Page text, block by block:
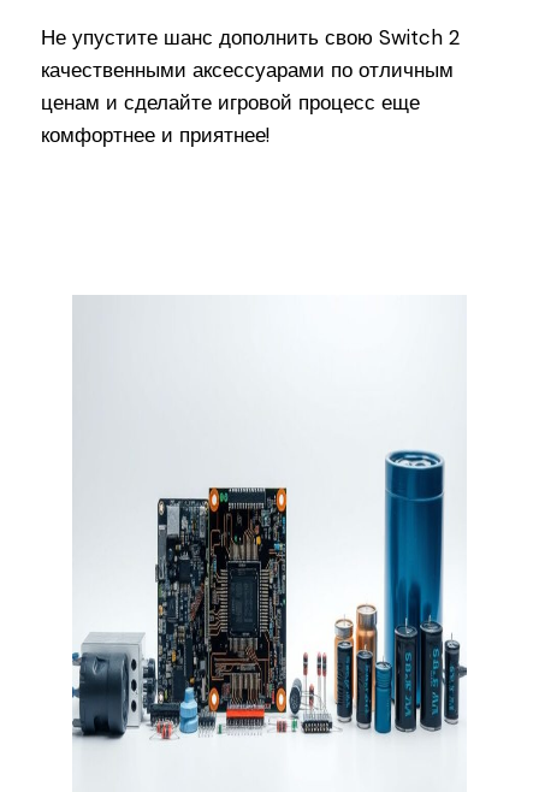
Не упустите шанс дополнить свою Switch 2
качественными аксессуарами по отличным
ценам и сделайте игровой процесс еще
комфортнее и приятнее!